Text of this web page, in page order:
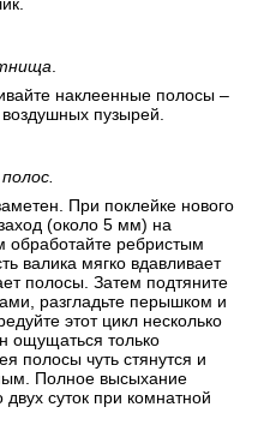
.
наклеенные полосы –
пузырей.
При поклейке нового
(около 5 мм) на
обработайте ребристым
валика мягко вдавливает
полосы. Затем подтяните
разгладьте перышком и
этот цикл несколько
ощущаться только
полосы чуть стянутся и
Полное высыхание
суток при комнатной